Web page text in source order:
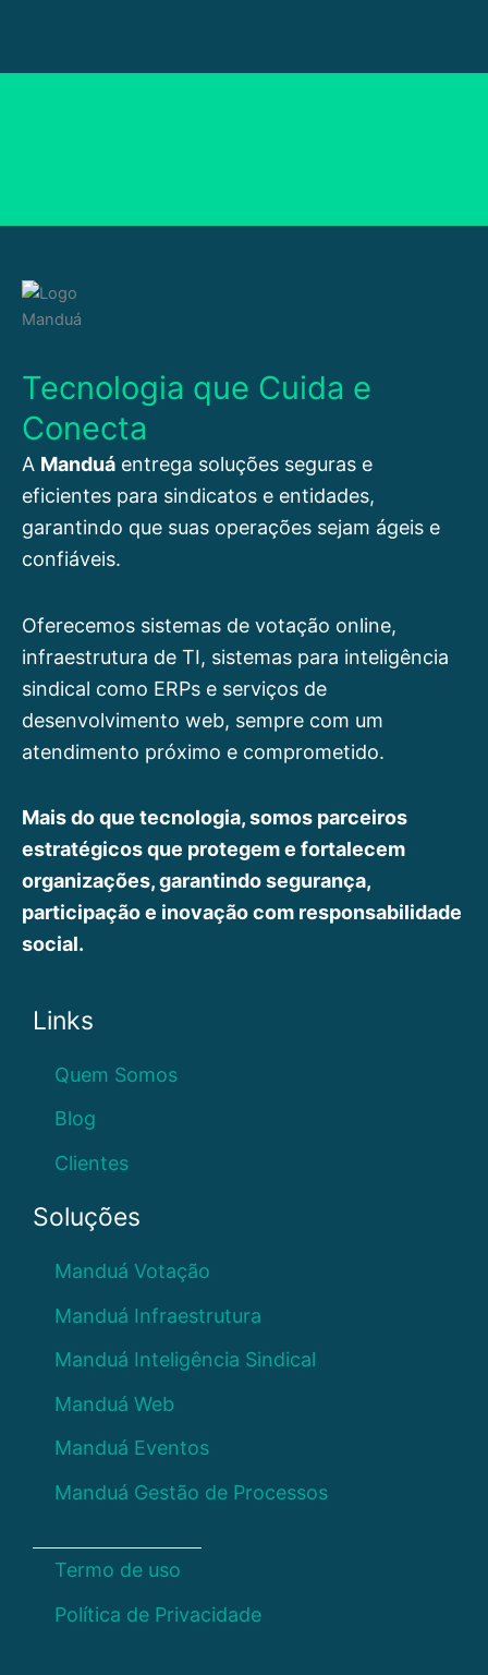
Tecnologia que Cuida e
Conecta
A Manduá entrega soluções seguras e
eficientes para sindicatos e entidades,
garantindo que suas operações sejam ágeis e
confiáveis.
Oferecemos sistemas de votação online,
infraestrutura de TI, sistemas para inteligência
sindical como ERPs e serviços de
desenvolvimento web, sempre com um
atendimento próximo e comprometido.
Mais do que tecnologia, somos parceiros
estratégicos que protegem e fortalecem
organizações, garantindo segurança,
participação e inovação com responsabilidade
social.
Links
Quem Somos
Blog
Clientes
Soluções
Manduá Votação
Manduá Infraestrutura
Manduá Inteligência Sindical
Manduá Web
Manduá Eventos
Manduá Gestão de Processos
Termo de uso
Política de Privacidade